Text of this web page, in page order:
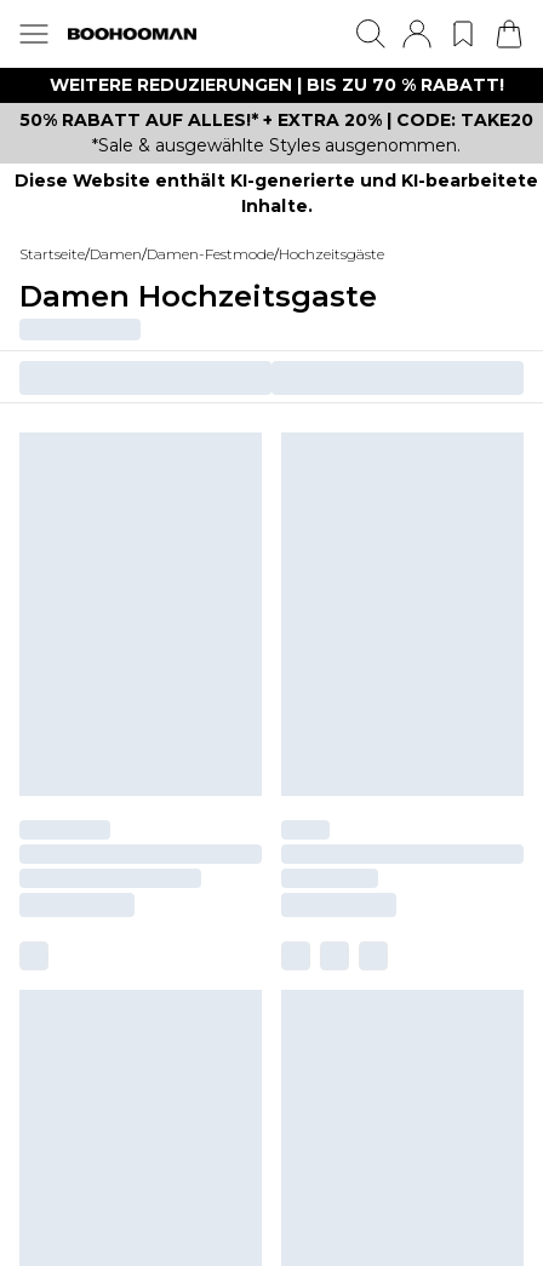
WEITERE REDUZIERUNGEN | BIS ZU 70 % RABATT!
50% RABATT AUF ALLES!* + EXTRA 20% | CODE: TAKE20
*Sale & ausgewählte Styles ausgenommen.
Diese Website enthält KI-generierte und KI-bearbeitete
Inhalte.
Startseite/Damen/Damen-Festmode/Hochzeitsgäste
Damen Hochzeitsgaste